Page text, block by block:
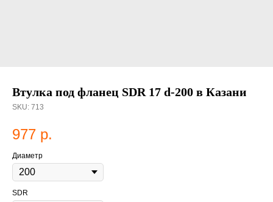
Втулка под фланец SDR 17 d-200 в Казани
SKU: 713
977 р.
Диаметр
SDR